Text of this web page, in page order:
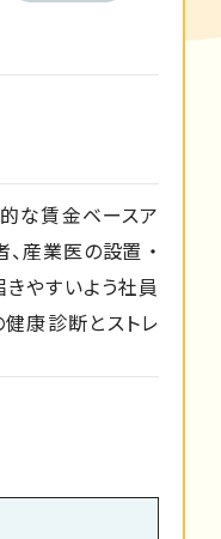
な賃金ベースア
産業医の設置 ・
やすいよう社員
康診断とストレ